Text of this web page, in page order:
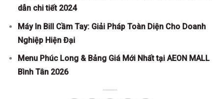
dẫn chi tiết 2024
Máy In Bill Cầm Tay: Giải Pháp Toàn Diện Cho Doanh
Nghiệp Hiện Đại
Menu Phúc Long & Bảng Giá Mới Nhất tại AEON MALL
Bình Tân 2026